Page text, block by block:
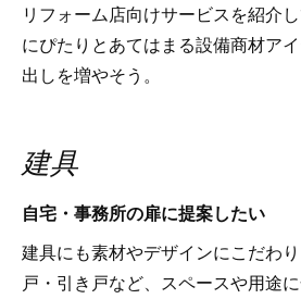
リフォーム店向けサービスを紹介
にぴたりとあてはまる設備商材ア
出しを増やそう。
建具
自宅・事務所の扉に提案したい
建具にも素材やデザインにこだわ
戸・引き戸など、スペースや用途